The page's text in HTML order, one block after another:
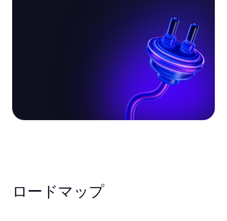
ロードマップ